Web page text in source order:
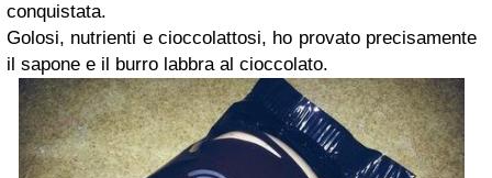
conquistata.
Golosi, nutrienti e cioccolattosi, ho provato precisamente
il sapone e il burro labbra al cioccolato.